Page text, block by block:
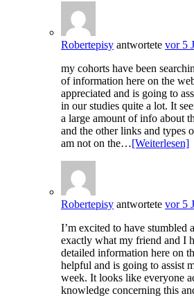
Robertepisy antwortete vor 5
my cohorts have been
of information here on the
appreciated and is going to
in our studies quite a lot. It
a large amount of info about
and the other links and types
am not on the…[Weiterlesen]
Robertepisy antwortete vor 5
I’m excited to have stumbled
exactly what my friend and I
detailed information here on
helpful and is going to assist
week. It looks like everyone
knowledge concerning this